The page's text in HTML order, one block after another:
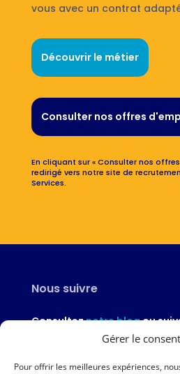
Gérer le
Pour offrir les meilleures expériences,
vous avec un contrat
Découvrir le métier
Consulter nos offres
En cliquant sur « Consulter nos
redirigé vers notre site de
Services.
Nous suivre
Consulteznotre blogou